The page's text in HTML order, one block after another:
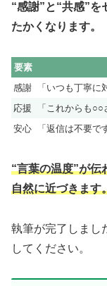
“感謝”と“共感”
たかくなります。
要素
感謝
「いつも丁寧に
応援
「これからも
安心
「返信は不要で
“言葉の温度”が伝
自然に近づきます
執筆が完了しまし
してください。